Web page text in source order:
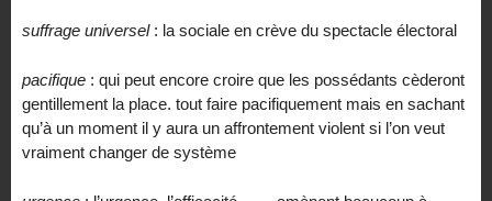
suffrage universel: la sociale en crève du spectacle électoral
pacifique : qui peut encore croire que les possédants cèderont
gentillement la place. tout faire pacifiquement mais en sachant
qu’à un moment il y aura un affrontement violent si l’on veut
vraiment changer de système